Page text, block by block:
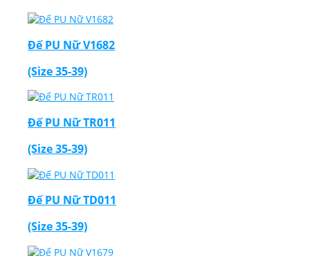
Đế PU Nữ V1682
(Size 35-39)
Đế PU Nữ TR011
(Size 35-39)
Đế PU Nữ TD011
(Size 35-39)